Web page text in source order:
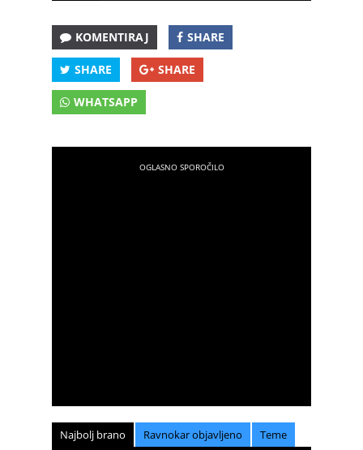
KOMENTIRAJ SHARE
SHARE SHARE
WHATSAPP
Najbolj brano Ravnokar objavljeno Teme